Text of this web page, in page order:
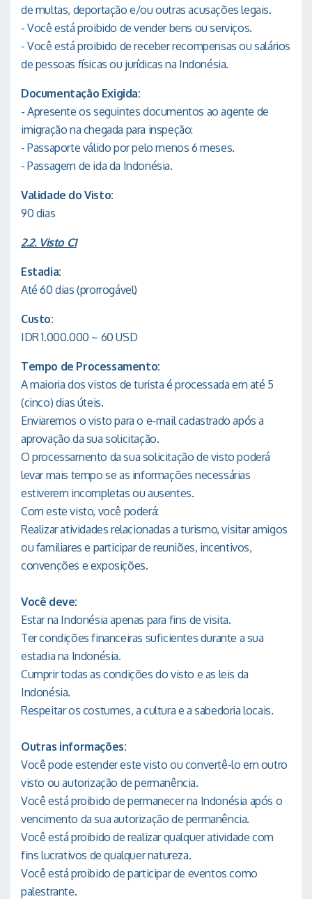
de multas, deportação e/ou outras acusações legais.
- Você está proibido de vender bens ou serviços.
- Você está proibido de receber recompensas ou salários
de pessoas físicas ou jurídicas na Indonésia.
Documentação Exigida:
- Apresente os seguintes documentos ao agente de
imigração na chegada para inspeção:
- Passaporte válido por pelo menos 6 meses.
- Passagem de ida da Indonésia.
Validade do Visto:
90 dias
2.2. Visto C1
Estadia:
Até 60 dias (prorrogável)
Custo:
IDR 1.000.000 ~ 60 USD
Tempo de Processamento:
A maioria dos vistos de turista é processada em até 5
(cinco) dias úteis.
Enviaremos o visto para o e-mail cadastrado após a
aprovação da sua solicitação.
O processamento da sua solicitação de visto poderá
levar mais tempo se as informações necessárias
estiverem incompletas ou ausentes.
Com este visto, você poderá:
Realizar atividades relacionadas a turismo, visitar amigos
ou familiares e participar de reuniões, incentivos,
convenções e exposições.
Você deve:
Estar na Indonésia apenas para fins de visita.
Ter condições financeiras suficientes durante a sua
estadia na Indonésia.
Cumprir todas as condições do visto e as leis da
Indonésia.
Respeitar os costumes, a cultura e a sabedoria locais.
Outras informações:
Você pode estender este visto ou convertê-lo em outro
visto ou autorização de permanência.
Você está proibido de permanecer na Indonésia após o
vencimento da sua autorização de permanência.
Você está proibido de realizar qualquer atividade com
fins lucrativos de qualquer natureza.
Você está proibido de participar de eventos como
palestrante.